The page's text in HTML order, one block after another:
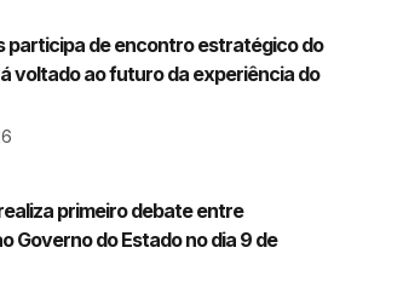
participa de encontro estratégico do
voltado ao futuro da experiência do
primeiro debate entre
Governo do Estado no dia 9 de